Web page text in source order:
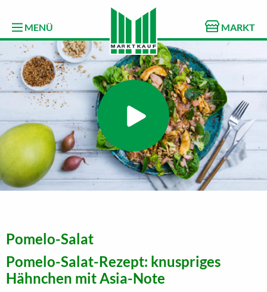
MENÜ MARKT
Pomelo-Salat
Pomelo-Salat-Rezept: knuspriges
Hähnchen mit Asia-Note